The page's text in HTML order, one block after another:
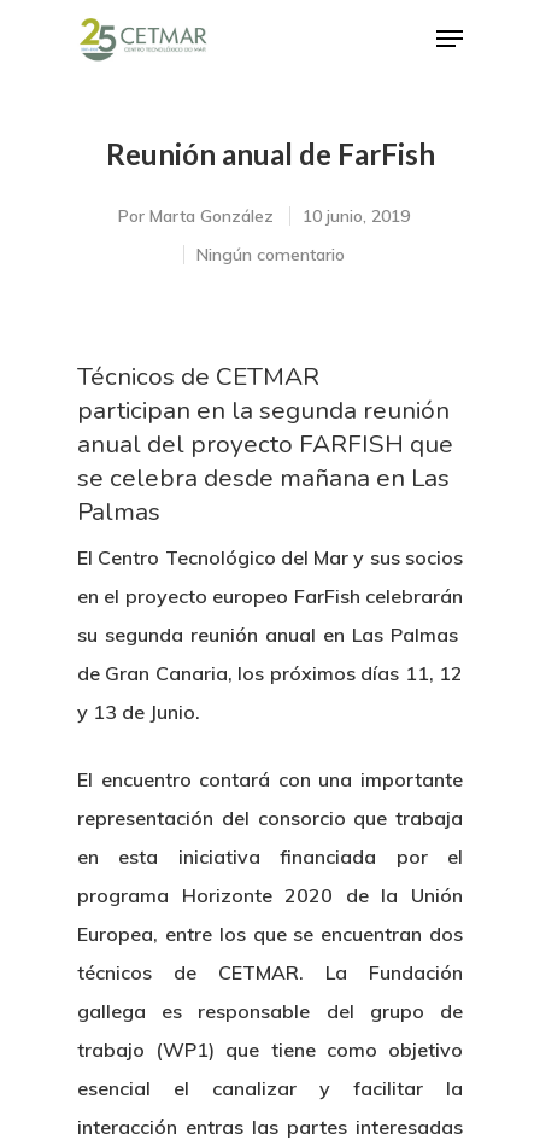
Hit enter to search or ESC to close
Reunión anual de FarFish
Por Marta González
10 junio, 2019
Ningún comentario
Técnicos de CETMAR
participan en la segunda reunión
anual del proyecto FARFISH que
se celebra desde mañana en Las
Palmas
El Centro Tecnológico del Mar y sus socios
en el proyecto europeo FarFish celebrarán
su segunda reunión anual en Las Palmas
de Gran Canaria, los próximos días 11, 12
y 13 de Junio.
El encuentro contará con una importante
representación del consorcio que trabaja
en esta iniciativa financiada por el
programa Horizonte 2020 de la Unión
Europea, entre los que se encuentran dos
técnicos de CETMAR. La Fundación
gallega es responsable del grupo de
trabajo (WP1) que tiene como objetivo
esencial el canalizar y facilitar la
interacción entras las partes interesadas